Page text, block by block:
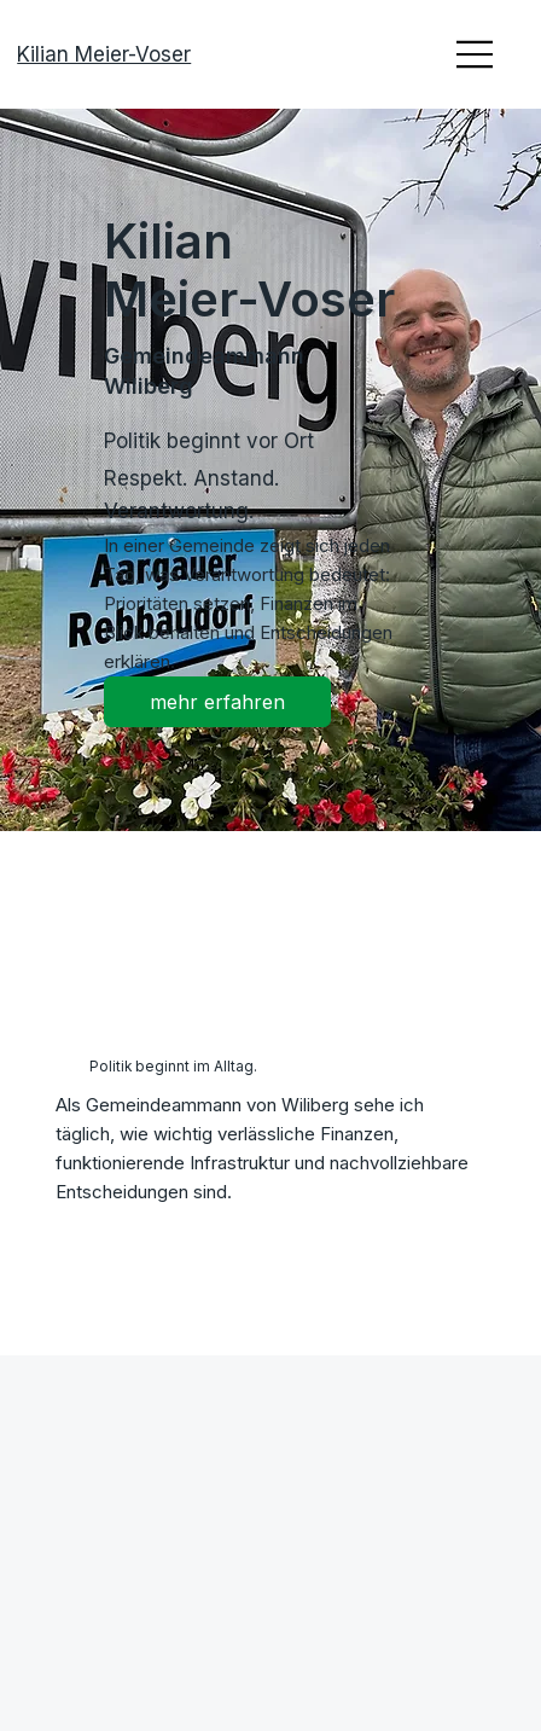
Kilian Meier-Voser
Kilian
Meier-Voser
Gemeindeammann
Wiliberg
Politik beginnt vor Ort
In einer Gemeinde zeigt sich jeden
Tag, was Verantwortung bedeutet:
Prioritäten setzen, Finanzen im
Blick behalten und Entscheidungen
erklären.
Respekt. Anstand.
Verantwortung.
mehr erfahren
Politik beginnt im Alltag.
Als Gemeindeammann von Wiliberg sehe ich
täglich, wie wichtig verlässliche Finanzen,
funktionierende Infrastruktur und nachvollziehbare
Entscheidungen sind.